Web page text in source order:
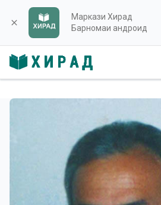
close
Маркази Хирад
Барномаи андроид